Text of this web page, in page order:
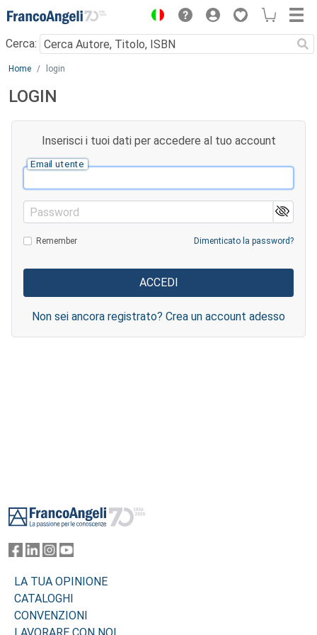
Menu
Cerca:
Main content
Home login
LOGIN
Inserisci i tuoi dati per accedere al tuo account
Email utente
Password
Remember Dimenticato la password?
Non sei ancora registrato? Crea un account adesso
LA TUA OPINIONE
CATALOGHI
CONVENZIONI